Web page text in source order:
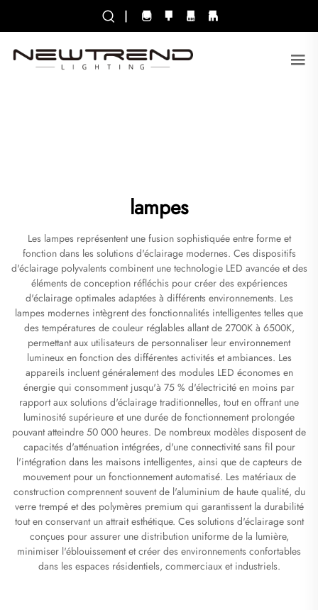
|
lampes
Les lampes représentent une fusion sophistiquée entre forme et
fonction dans les solutions d'éclairage modernes. Ces dispositifs
d'éclairage polyvalents combinent une technologie LED avancée et des
éléments de conception réfléchis pour créer des expériences
d'éclairage optimales adaptées à différents environnements. Les
lampes modernes intègrent des fonctionnalités intelligentes telles que
des températures de couleur réglables allant de 2700K à 6500K,
permettant aux utilisateurs de personnaliser leur environnement
lumineux en fonction des différentes activités et ambiances. Les
appareils incluent généralement des modules LED économes en
énergie qui consomment jusqu'à 75 % d'électricité en moins par
rapport aux solutions d'éclairage traditionnelles, tout en offrant une
luminosité supérieure et une durée de fonctionnement prolongée
pouvant atteindre 50 000 heures. De nombreux modèles disposent de
capacités d'atténuation intégrées, d'une connectivité sans fil pour
l'intégration dans les maisons intelligentes, ainsi que de capteurs de
mouvement pour un fonctionnement automatisé. Les matériaux de
construction comprennent souvent de l'aluminium de haute qualité, du
verre trempé et des polymères premium qui garantissent la durabilité
tout en conservant un attrait esthétique. Ces solutions d'éclairage sont
conçues pour assurer une distribution uniforme de la lumière,
minimiser l'éblouissement et créer des environnements confortables
dans les espaces résidentiels, commerciaux et industriels.